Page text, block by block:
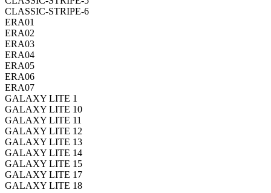
CLASSIC-STRIPE-6
ERA01
ERA02
ERA03
ERA04
ERA05
ERA06
ERA07
GALAXY LITE 1
GALAXY LITE 10
GALAXY LITE 11
GALAXY LITE 12
GALAXY LITE 13
GALAXY LITE 14
GALAXY LITE 15
GALAXY LITE 17
GALAXY LITE 18